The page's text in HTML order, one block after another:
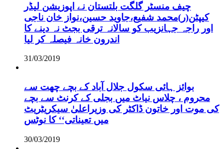
چیف منسٹر گلگت بلتستان نے اپوزیشن لیڈر
کیپٹن(ر)محمد شفیع،جاوید حسین،نواز خان ناجی
اور راجہ جہانزیب کو سالانہ ترقی بجٹ نہ دینے کا
اندرون خانہ فیصلہ کر لیا
31/03/2019
بوائز ہائی سکول جلال آباد کے بچے چھت سے
محروم ، چلاس نیاٹ میں بجلی کے کرنٹ سے بچے
کی موت اور خاتون ڈاکٹر کی وزیراعلیٰ سیکریٹریٹ
میں تعیناتی‘‘ کا نوٹس
30/03/2019